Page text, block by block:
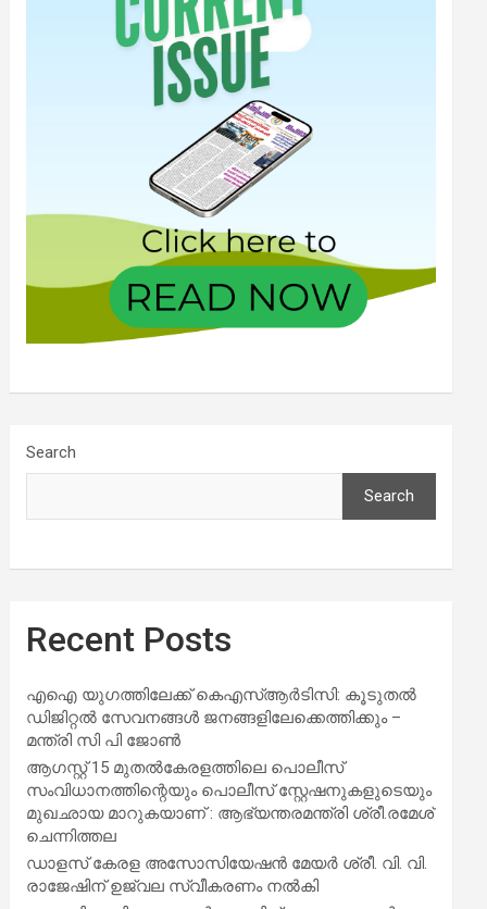
Search
Search
Recent Posts
എഐ യുഗത്തിലേക്ക് കെഎസ്ആർടിസി: കൂടുതൽ
ഡിജിറ്റൽ സേവനങ്ങൾ ജനങ്ങളിലേക്കെത്തിക്കും –
മന്ത്രി സി പി ജോൺ
ആഗസ്റ്റ് 15 മുതല്‍കേരളത്തിലെ പൊലീസ്
സംവിധാനത്തിന്റെയും പൊലീസ് സ്റ്റേഷനുകളുടെയും
മുഖഛായ മാറുകയാണ് : ആഭ്യന്തരമന്ത്രി ശ്രീ.രമേശ്
ചെന്നിത്തല
ഡാളസ് കേരള അസോസിയേഷൻ മേയർ ശ്രീ. വി. വി.
രാജേഷിന് ഉജ്വല സ്വീകരണം നൽകി